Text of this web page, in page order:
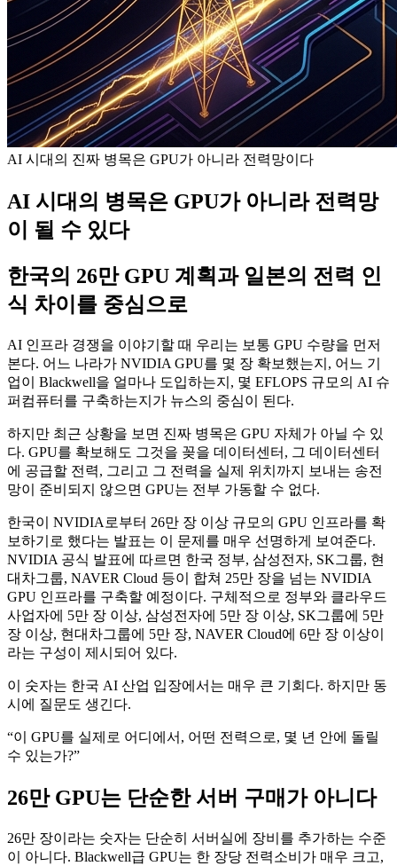
AI 시대의 진짜 병목은 GPU가 아니라 전력망이다
AI 시대의 병목은 GPU가 아니라 전력망
이 될 수 있다
한국의 26만 GPU 계획과 일본의 전력 인
식 차이를 중심으로
AI 인프라 경쟁을 이야기할 때 우리는 보통 GPU 수량을 먼저
본다. 어느 나라가 NVIDIA GPU를 몇 장 확보했는지, 어느 기
업이 Blackwell을 얼마나 도입하는지, 몇 EFLOPS 규모의 AI 슈
퍼컴퓨터를 구축하는지가 뉴스의 중심이 된다.
하지만 최근 상황을 보면 진짜 병목은 GPU 자체가 아닐 수 있
다. GPU를 확보해도 그것을 꽂을 데이터센터, 그 데이터센터
에 공급할 전력, 그리고 그 전력을 실제 위치까지 보내는 송전
망이 준비되지 않으면 GPU는 전부 가동할 수 없다.
한국이 NVIDIA로부터 26만 장 이상 규모의 GPU 인프라를 확
보하기로 했다는 발표는 이 문제를 매우 선명하게 보여준다.
NVIDIA 공식 발표에 따르면 한국 정부, 삼성전자, SK그룹, 현
대차그룹, NAVER Cloud 등이 합쳐 25만 장을 넘는 NVIDIA
GPU 인프라를 구축할 예정이다. 구체적으로 정부와 클라우드
사업자에 5만 장 이상, 삼성전자에 5만 장 이상, SK그룹에 5만
장 이상, 현대차그룹에 5만 장, NAVER Cloud에 6만 장 이상이
라는 구성이 제시되어 있다.
이 숫자는 한국 AI 산업 입장에서는 매우 큰 기회다. 하지만 동
시에 질문도 생긴다.
“이 GPU를 실제로 어디에서, 어떤 전력으로, 몇 년 안에 돌릴
수 있는가?”
26만 GPU는 단순한 서버 구매가 아니다
26만 장이라는 숫자는 단순히 서버실에 장비를 추가하는 수준
이 아니다. Blackwell급 GPU는 한 장당 전력소비가 매우 크고,